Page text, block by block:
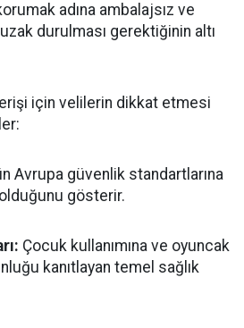
adına ambalajsız ve
durulması gerektiğinin altı
için velilerin dikkat etmesi
Avrupa güvenlik standartlarına
gösterir.
Çocuk kullanımına ve oyuncak
kanıtlayan temel sağlık